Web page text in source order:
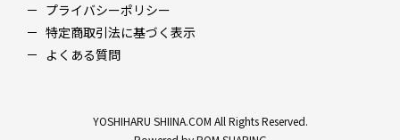
プライバシーポリシー
特定商取引法に基づく表示
よくある質問
YOSHIHARU SHIINA.COM All Rights Reserved.